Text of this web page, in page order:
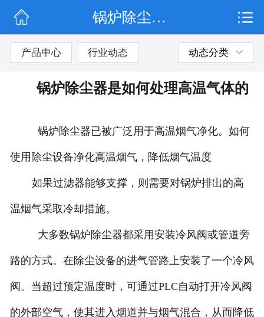
公司简介
联系我们
锅炉除尘器是如何处理高温气体的
产品中心 行业动态 动态分类
锅炉除尘器是如何处理高温气体的
锅炉除尘器已被广泛用于高温烟气净化。如何
使用除尘设备净化高温烟气，降低烟气温度
如果过滤器能够支撑，则需要对锅炉排出的高
温烟气采取冷却措施。
大多数锅炉除尘器都采用安装冷风阀或管道旁
路的方式。在除尘设备的进气管路上安装了一个冷风
阀。当超过预定温度时，可通过PLC自动打开冷风阀
的外部空气，使其进入烟道并与烟气混合，从而降低